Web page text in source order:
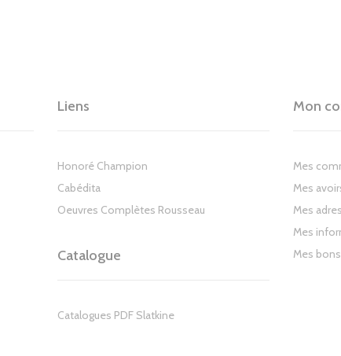
Liens
Honoré Champion
Cabédita
Oeuvres Complètes Rousseau
Catalogue
Catalogues PDF Slatkine
Mon
Mes
Mes
Mes
Mes
Mes